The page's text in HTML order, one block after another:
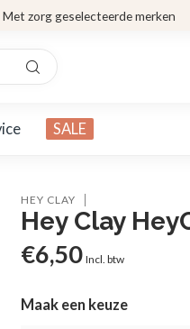
Met zorg geselecteerde merken
SALE
HEY CLAY
Hey Clay
€6,50 Incl. btw
Maak een keuze